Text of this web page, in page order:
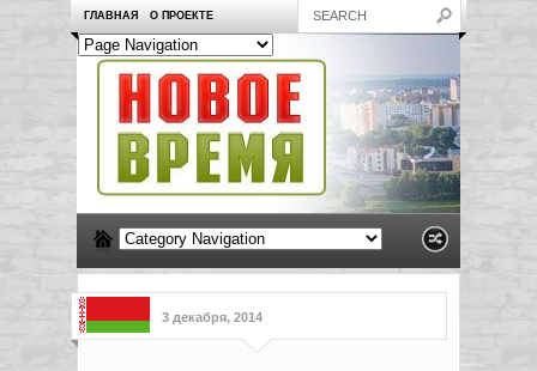
ГЛАВНАЯ О ПРОЕКТЕ
3 декабря, 2014